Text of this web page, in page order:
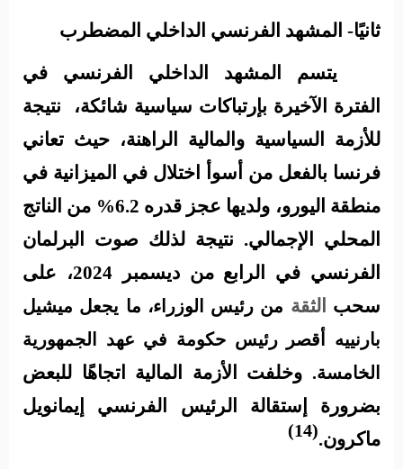
ثانيًا- المشهد الفرنسي الداخلي المضطرب
يتسم المشهد الداخلي الفرنسي في
الفترة الآخيرة بإرتباكات سياسية شائكة،
نتيجة
للأزمة السياسية والمالية الراهنة، حيث تعاني
فرنسا بالفعل من أسوأ اختلال في الميزانية في
منطقة اليورو، ولديها عجز قدره 6.2% من الناتج
المحلي الإجمالي. نتيجة لذلك صوت البرلمان
الفرنسي في الرابع من ديسمبر 2024، على
سحب الثقة من رئيس الوزراء، ما يجعل ميشيل
بارنييه أقصر رئيس حكومة في عهد الجمهورية
الخامسة. وخلفت الأزمة المالية اتجاهًا للبعض
بضرورة إستقالة الرئيس الفرنسي إيمانويل
ماكرون.(14)